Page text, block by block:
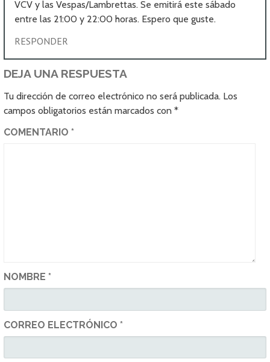
VCV y las Vespas/Lambrettas. Se emitirá este sábado
entre las 21:00 y 22:00 horas. Espero que guste.
RESPONDER
DEJA UNA RESPUESTA
Tu dirección de correo electrónico no será publicada. Los
campos obligatorios están marcados con*
COMENTARIO*
NOMBRE*
CORREO ELECTRÓNICO*